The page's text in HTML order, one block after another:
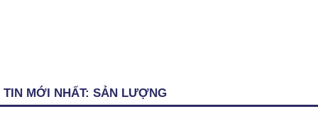
TIN MỚI NHẤT: SẢN LƯỢNG